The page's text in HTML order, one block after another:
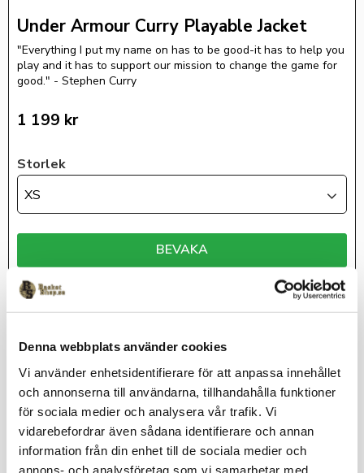
Denna webbplats använder cookies
Vi använder enhetsidentifierare för att anpassa innehållet
och annonserna till användarna, tillhandahålla funktioner
för sociala medier och analysera vår trafik. Vi
vidarebefordrar även sådana identifierare och annan
information från din enhet till de sociala medier och
annons- och analysföretag som vi samarbetar med.
Under Armour Curry Playable Jacket
"Everything I put my name on has to be good-it has to help you
play and it has to support our mission to change the game for
good." - Stephen Curry
1 199 kr
Storlek
XS
BEVAKA
Under Armour